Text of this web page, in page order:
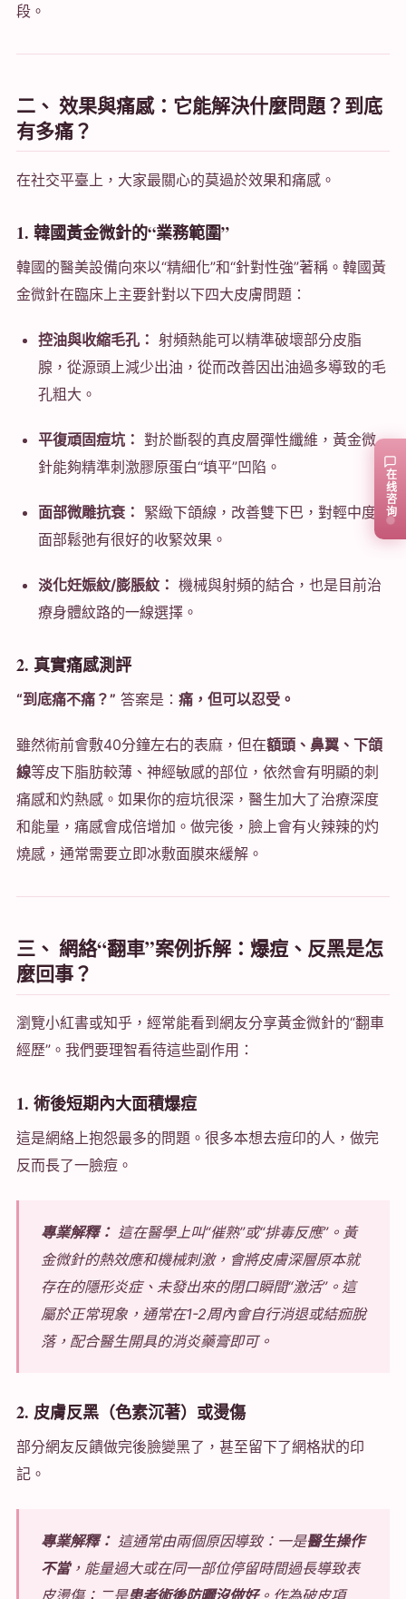
段。
二、 效果與痛感：它能解決什麼問題？到底
有多痛？
在社交平臺上，大家最關心的莫過於效果和痛感。
1. 韓國黃金微針的“業務範圍”
韓國的醫美設備向來以“精細化”和“針對性強”著稱。韓國黃
金微針在臨床上主要針對以下四大皮膚問題：
控油與收縮毛孔： 射頻熱能可以精準破壞部分皮脂
腺，從源頭上減少出油，從而改善因出油過多導致的毛
孔粗大。
平復頑固痘坑： 對於斷裂的真皮層彈性纖維，黃金微
針能夠精準刺激膠原蛋白“填平”凹陷。
面部微雕抗衰： 緊緻下頜線，改善雙下巴，對輕中度
面部鬆弛有很好的收緊效果。
淡化妊娠紋/膨脹紋： 機械與射頻的結合，也是目前治
療身體紋路的一線選擇。
2. 真實痛感測評
“到底痛不痛？” 答案是： 痛，但可以忍受。
雖然術前會敷40分鐘左右的表麻，但在額頭、鼻翼、下頜
線等皮下脂肪較薄、神經敏感的部位，依然會有明顯的刺
痛感和灼熱感。如果你的痘坑很深，醫生加大了治療深度
和能量，痛感會成倍增加。做完後，臉上會有火辣辣的灼
燒感，通常需要立即冰敷面膜來緩解。
三、 網絡“翻車”案例拆解：爆痘、反黑是怎
麼回事？
瀏覽小紅書或知乎，經常能看到網友分享黃金微針的“翻車
經歷”。我們要理智看待這些副作用：
1. 術後短期內大面積爆痘
這是網絡上抱怨最多的問題。很多本想去痘印的人，做完
反而長了一臉痘。
專業解釋： 這在醫學上叫“催熟”或“排毒反應”。黃
金微針的熱效應和機械刺激，會將皮膚深層原本就
存在的隱形炎症、未發出來的閉口瞬間“激活”。這
屬於正常現象，通常在1-2周內會自行消退或結痂脫
落，配合醫生開具的消炎藥膏即可。
2. 皮膚反黑（色素沉著）或燙傷
部分網友反饋做完後臉變黑了，甚至留下了網格狀的印
記。
專業解釋： 這通常由兩個原因導致：一是醫生操作
不當，能量過大或在同一部位停留時間過長導致表
皮燙傷；二是患者術後防曬沒做好。作為破皮項
在线咨询